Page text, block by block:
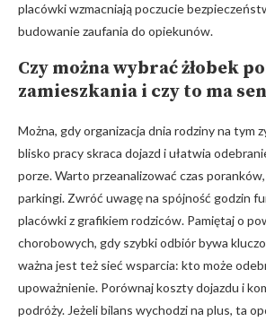
placówki wzmacniają poczucie
budowanie zaufania do opiekunów.
Czy można wybrać żłobek
zamieszkania i czy to ma
Można, gdy organizacja dnia rodziny na tym
blisko pracy skraca dojazd i ułatwia
porze. Warto przeanalizować czas
parkingi. Zwróć uwagę na spójność godzin
placówki z grafikiem rodziców. Pamiętaj o
chorobowych, gdy szybki odbiór bywa
ważna jest też sieć wsparcia: kto może
upoważnienie. Porównaj koszty dojazdu i
podróży. Jeżeli bilans wychodzi na plus, ta